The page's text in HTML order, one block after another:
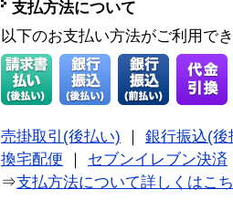
支払方法について
以下のお支払い方法がご利用で
売掛取引(後払い)
銀行振込(後
換宅配便
セブンイレブン決済
⇒支払方法について詳しくはこ